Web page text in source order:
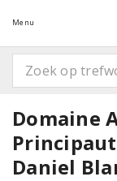
Menu
Domaine
Daniel